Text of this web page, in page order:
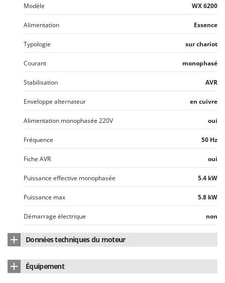
Modèle WX 6200
Alimentation Essence
Typologie sur chariot
Courant monophasé
Stabilisation AVR
Enveloppe alternateur en cuivre
Alimentation monophasée 220V oui
Fréquence 50 Hz
Fiche AVR oui
Puissance effective monophasée 5.4 kW
Puissance max 5.8 kW
Démarrage électrique non
Données techniques du moteur
Cylindrée 420 cm³
Équipement